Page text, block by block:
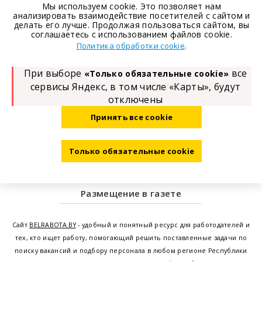
Размещение в газете
Сайт BELRABOTA.BY- удобный и понятный ресурс для работодателей и
тех, кто ищет работу, помогающий решить поставленные задачи по
поиску вакансий и подбору персонала в любом регионе Республики
Беларусь. Мы предоставляем возможность найти работу в Минске по
Мы используем cookie. Это позволяет нам
анализировать взаимодействие посетителей с сайтом и
делать его лучше. Продолжая пользоваться сайтом, вы
соглашаетесь с использованием файлов cookie.
Политика обработки cookie.
При выборе «Только обязательные cookie» все
сервисы Яндекс, в том числе «Карты», будут
отключены
Принять все cookie
Только обязательные cookie